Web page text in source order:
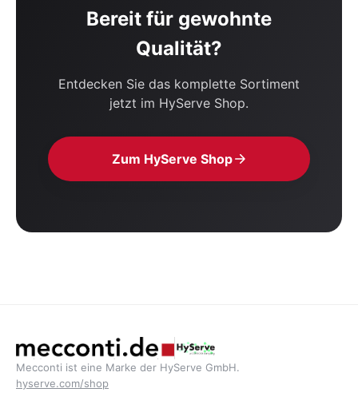
Bereit für gewohnte
Qualität?
Entdecken Sie das komplette Sortiment
jetzt im HyServe Shop.
Zum HyServe Shop
Mecconti ist eine Marke der HyServe GmbH.
hyserve.com/shop